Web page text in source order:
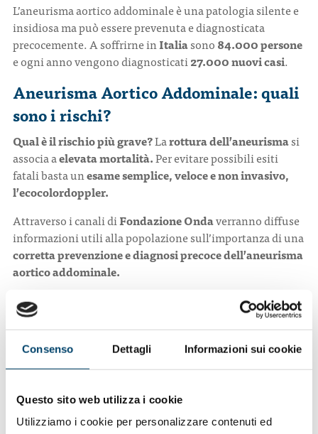
Consenso Dettagli Informazioni sui cookie
Questo sito web utilizza i cookie
Utilizziamo i cookie per personalizzare contenuti ed
L’aneurisma aortico addominale è una patologia silente e
insidiosa ma può essere prevenuta e diagnosticata
precocemente. A soffrirne inItaliasono84.000 persone
e ogni anno vengono diagnosticati27.000 nuovi casi.
Aneurisma Aortico Addominale: quali
sono i rischi?
Qual è il rischio più grave?Larottura dell’aneurismasi
associa aelevata mortalità.Per evitare possibili esiti
fatali basta unesame semplice, veloce e non invasivo,
l’ecocolordoppler.
Attraverso i canali diFondazione Ondaverranno diffuse
informazioni utili alla popolazionesull’importanza di una
corretta prevenzione e diagnosi precoce dell’aneurisma
aortico addominale.
Vuoi saperne di più?
(H)- Open day Aneurisma Aortico